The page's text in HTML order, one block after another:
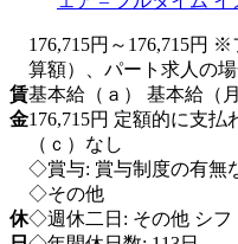
賃
金
176,715円～176,715円
算額）、パート求人の
基本給（ａ） 基本給（
176,715円 定額的に支
（ｃ）なし
◇賞与: 賞与制度の有無
休
◇その他
◇週休二日: その他 シフ